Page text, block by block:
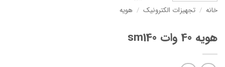
خانه / تجهیزات الکترونیک / هویه
هویه 40 وات sm140